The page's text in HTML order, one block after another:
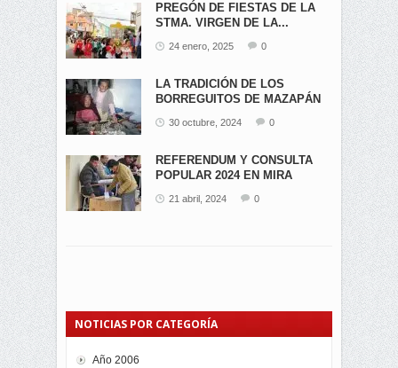
PREGÓN DE FIESTAS DE LA
STMA. VIRGEN DE LA...
24 enero, 2025 0
LA TRADICIÓN DE LOS
BORREGUITOS DE MAZAPÁN
30 octubre, 2024 0
REFERENDUM Y CONSULTA
POPULAR 2024 EN MIRA
21 abril, 2024 0
NOTICIAS POR CATEGORÍA
Año 2006